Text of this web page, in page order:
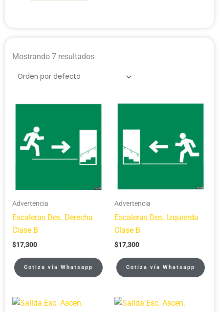
Mostrando 7 resultados
Advertencia
Escaleras Des. Derecha
Clase B
$17,300
Cotiza vía Whatsapp
Advertencia
Escaleras Des. Izquierda
Clase B
$17,300
Cotiza vía Whatsapp